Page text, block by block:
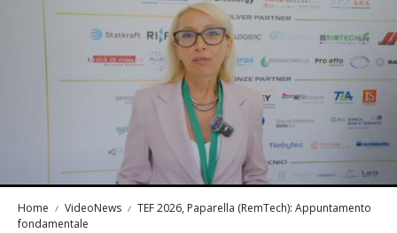
Home VideoNews
TEF 2026, Paparella (RemTech): Appuntamento
fondamentale